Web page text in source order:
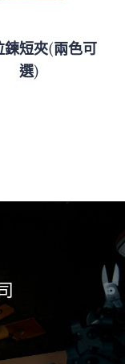
鍊短夾(兩色可
選)